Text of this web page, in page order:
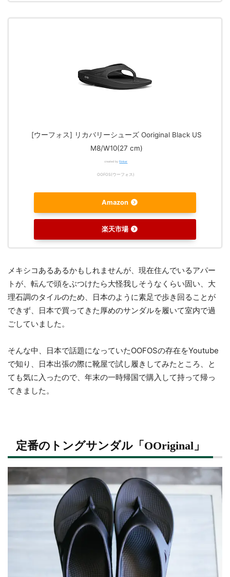
[ウーフォス] リカバリーシューズ Ooriginal Black US
M8/W10(27 cm)
created byRinker
OOFOS(ウーフォス)
Amazon
楽天市場
メキシコあるあるかもしれませんが、現在住んでいるアパー
トが、転んで頭をぶつけたら大怪我しそうなくらい固い、大
理石調のタイルのため、日本のように素足で歩き回ることが
できず、日本で買ってきた厚めのサンダルを履いて室内で過
ごしていました。
そんな中、日本で話題になっていたOOFOSの存在をYoutube
で知り、日本出張の際に靴屋で試し履きしてみたところ、と
ても気に入ったので、年末の一時帰国で購入して持って帰っ
てきました。
定番のトングサンダル「OOriginal」